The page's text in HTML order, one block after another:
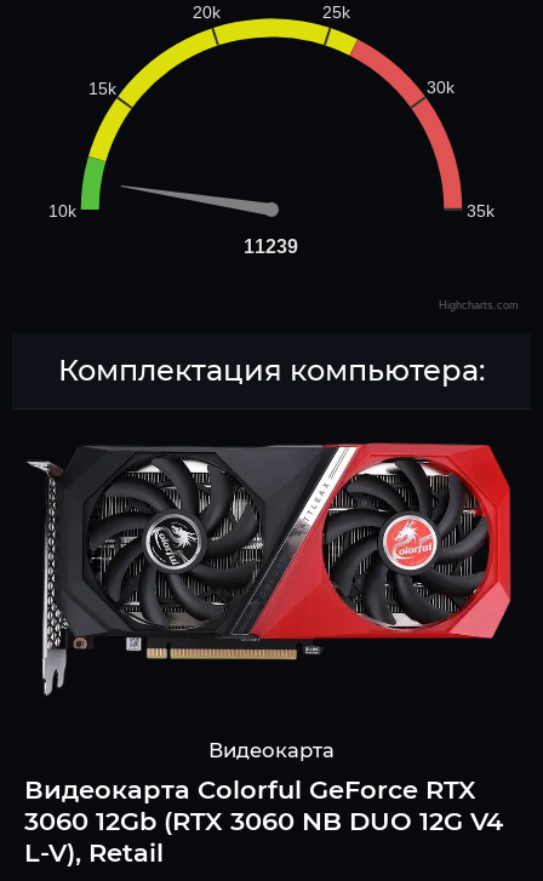
11239
11239
10k
15k
20k 25k
30k
35k
Highcharts.com
Комплектация компьютера:
Видеокарта
Видеокарта Colorful GeForce RTX
3060 12Gb (RTX 3060 NB DUO 12G V4
L-V), Retail